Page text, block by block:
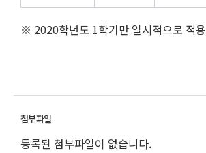
※ 2020학년도 1학기만 일시적으로 적용
등록된 첨부파일이 없습니다.